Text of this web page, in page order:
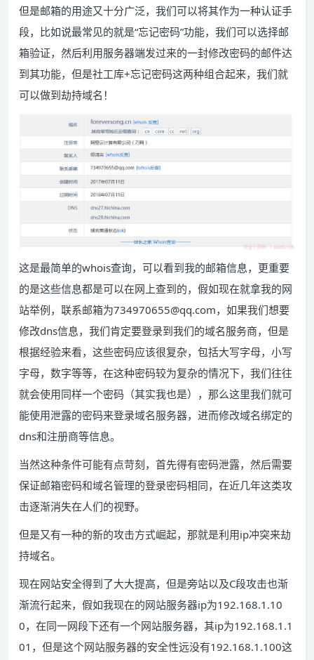
但是邮箱的用途又十分广泛，我们可以将其作为一种认证手
段，比如说最常见的就是“忘记密码”功能，我们可以选择邮
箱验证，然后利用服务器端发过来的一封修改密码的邮件达
到其功能，但是社工库+忘记密码这两种组合起来，我们就
可以做到劫持域名！
这是最简单的whois查询，可以看到我的邮箱信息，更重要
的是这些信息都是可以在网上查到的，假如现在就拿我的网
站举例，联系邮箱为734970655@qq.com，如果我们想要
修改dns信息，我们肯定要登录到我们的域名服务商，但是
根据经验来看，这些密码应该很复杂，包括大写字母，小写
字母，数字等等，在这种密码较为复杂的情况下，我们往往
就会使用同样一个密码（其实我也是），那么这里我们就可
能使用泄露的密码来登录域名服务器，进而修改域名绑定的
dns和注册商等信息。
当然这种条件可能有点苛刻，首先得有密码泄露，然后需要
保证邮箱密码和域名管理的登录密码相同，在近几年这类攻
击逐渐消失在人们的视野。
但是又有一种的新的攻击方式崛起，那就是利用ip冲突来劫
持域名。
现在网站安全得到了大大提高，但是旁站以及C段攻击也渐
渐流行起来，假如我现在的网站服务器ip为192.168.1.10
0，在同一网段下还有一个网站服务器，其ip为192.168.1.1
01，但是这个网站服务器的安全性远没有192.168.1.100这